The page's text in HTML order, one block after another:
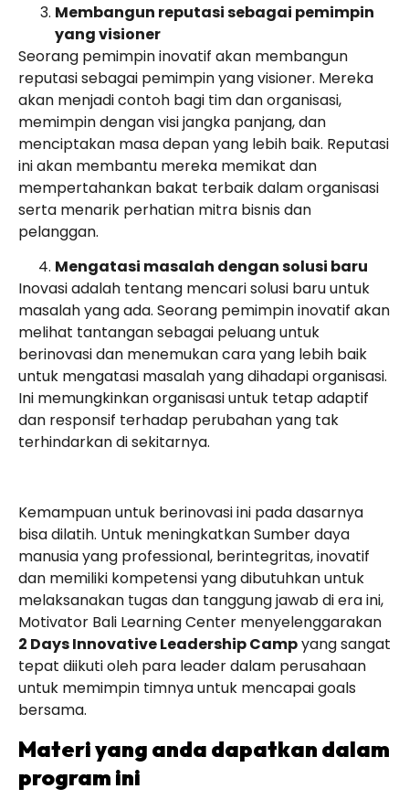
Membangun reputasi sebagai pemimpin
yang visioner
Seorang pemimpin inovatif akan membangun
reputasi sebagai pemimpin yang visioner. Mereka
akan menjadi contoh bagi tim dan organisasi,
memimpin dengan visi jangka panjang, dan
menciptakan masa depan yang lebih baik. Reputasi
ini akan membantu mereka memikat dan
mempertahankan bakat terbaik dalam organisasi
serta menarik perhatian mitra bisnis dan
pelanggan.
Mengatasi masalah dengan solusi baru
Inovasi adalah tentang mencari solusi baru untuk
masalah yang ada. Seorang pemimpin inovatif akan
melihat tantangan sebagai peluang untuk
berinovasi dan menemukan cara yang lebih baik
untuk mengatasi masalah yang dihadapi organisasi.
Ini memungkinkan organisasi untuk tetap adaptif
dan responsif terhadap perubahan yang tak
terhindarkan di sekitarnya.
Kemampuan untuk berinovasi ini pada dasarnya
bisa dilatih. Untuk meningkatkan Sumber daya
manusia yang professional, berintegritas, inovatif
dan memiliki kompetensi yang dibutuhkan untuk
melaksanakan tugas dan tanggung jawab di era ini,
Motivator Bali Learning Center menyelenggarakan
2 Days Innovative Leadership Campyang sangat
tepat diikuti oleh para leader dalam perusahaan
untuk memimpin timnya untuk mencapai goals
bersama.
Materi yang anda dapatkan dalam
program ini